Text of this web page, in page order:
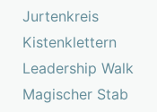
Jurtenkreis
Kistenklettern
Leadership Walk
Magischer Stab